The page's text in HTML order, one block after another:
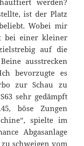
werden?
ist der Platz
Wobei mir
bei einer kleiner
auf die
ausstrecken
bevorzugte es
zur Schau zu
sehr gedämpft
böse Zungen
spielte im
Abgasanlage
schweigen vom